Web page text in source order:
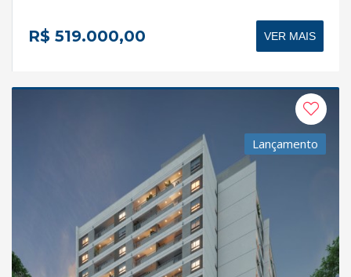
R$ 519.000,00 VER MAIS
Lançamento